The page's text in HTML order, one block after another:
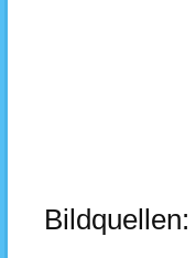
Bildquellen: